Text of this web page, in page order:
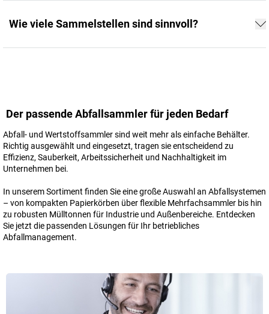
Wie viele Sammelstellen sind sinnvoll?
Der passende Abfallsammler für jeden Bedarf
Abfall- und Wertstoffsammler sind weit mehr als einfache Behälter.
Richtig ausgewählt und eingesetzt, tragen sie entscheidend zu
Effizienz, Sauberkeit, Arbeitssicherheit und Nachhaltigkeit im
Unternehmen bei.
In unserem Sortiment finden Sie eine große Auswahl an Abfallsystemen
– von kompakten Papierkörben über flexible Mehrfachsammler bis hin
zu robusten Mülltonnen für Industrie und Außenbereiche. Entdecken
Sie jetzt die passenden Lösungen für Ihr betriebliches
Abfallmanagement.